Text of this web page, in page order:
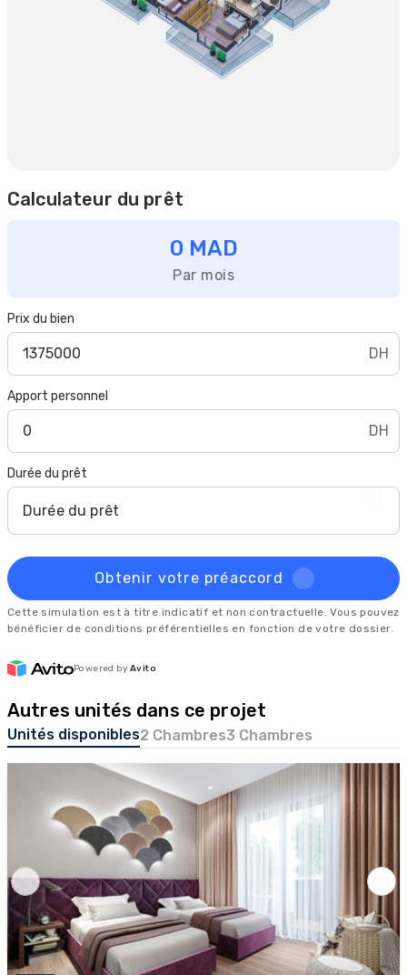
Calculateur du prêt
Prix du bien
DH
Apport personnel
DH
Durée du prêt
Durée du prêt
0 MAD
Par mois
Obtenir votre préaccord
Cette simulation est à titre indicatif et non contractuelle. Vous pouvez
bénéficier de conditions préférentielles en fonction de votre dossier.
Powered by Avito
Autres unités dans ce projet
Unités disponibles2 Chambres3 Chambres